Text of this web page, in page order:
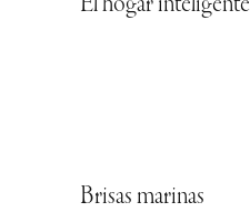
El hogar inteligente
Brisas marinas